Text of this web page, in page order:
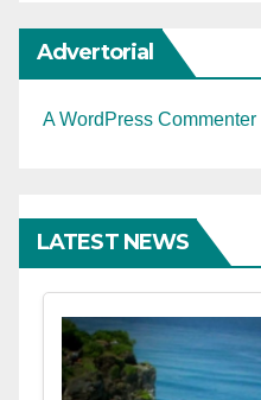
Advertorial
A WordPress Commenter
LATEST NEWS